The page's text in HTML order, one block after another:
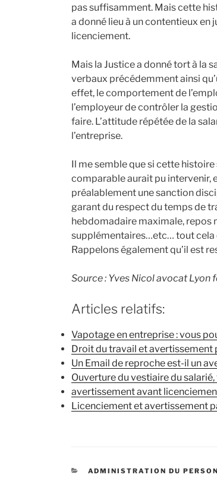
pas suffisamment. Mais cette
a donné lieu à un contentieux en
licenciement.
Mais la Justice a donné tort à la
verbaux précédemment ainsi
effet, le comportement de
l’employeur de contrôler la
faire. L’attitude répétée de la
l’entreprise.
Il me semble que si cette
comparable aurait pu intervenir,
préalablement une sanction
garant du respect du temps de
hebdomadaire maximale, repos
supplémentaires…etc… tout cela
Rappelons également qu’il est
Source : Yves Nicol avocat Lyon
Articles relatifs:
Vapotage en entreprise : vous
Droit du travail et avertissement
Un Email de reproche est-il un
Ouverture du vestiaire du
avertissement avant
Licenciement et avertissement
CATÉGORIES
ADMINISTRATION DU